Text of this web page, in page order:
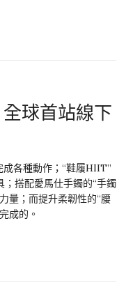
球首站線下
成各種動作；“鞋履HIIT”
；搭配愛馬仕手鐲的“手鐲
量；而提升柔韌性的“腰
成的。